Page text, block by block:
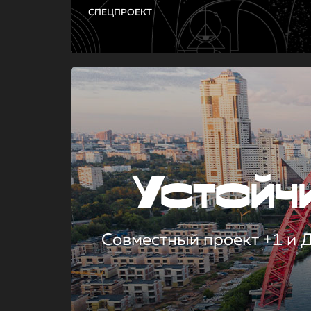
СПЕЦПРОЕКТ
Совместный проект +1 и